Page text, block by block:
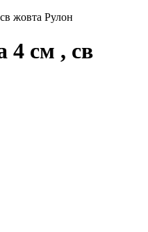
жовта Рулон
4 см , св